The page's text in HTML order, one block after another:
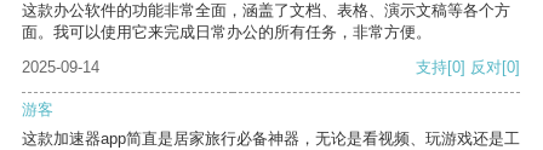
这款办公软件的功能非常全面，涵盖了文档、表格、演示文稿等各个方
面。我可以使用它来完成日常办公的所有任务，非常方便。
2025-09-14
支持[0] 反对[0]
游客
这款加速器app简直是居家旅行必备神器，无论是看视频、玩游戏还是工